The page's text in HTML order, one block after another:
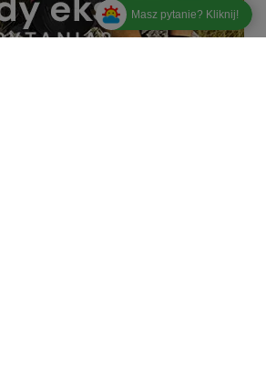
Masz pytanie? Kliknij!